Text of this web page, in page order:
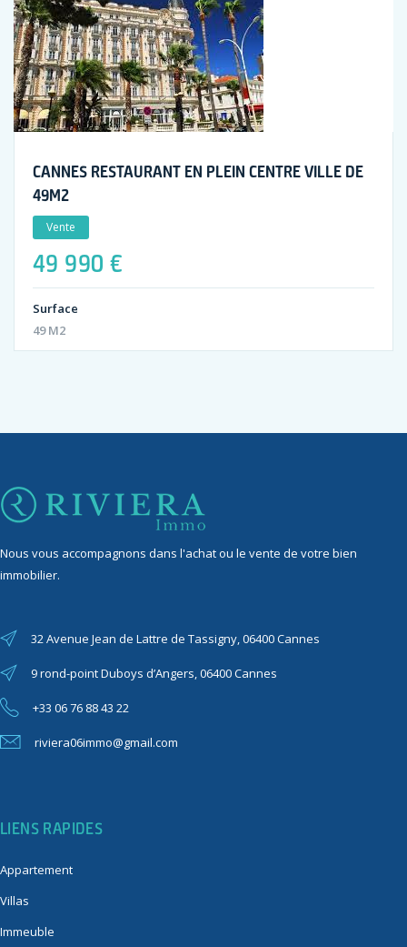
CANNES RESTAURANT EN PLEIN CENTRE VILLE DE
49M2
Vente
49 990 €
Surface
49 M2
Nous vous accompagnons dans l'achat ou le vente de votre bien
immobilier.
32 Avenue Jean de Lattre de Tassigny, 06400 Cannes
9 rond-point Duboys d’Angers, 06400 Cannes
+33 06 76 88 43 22
riviera06immo@gmail.com
LIENS RAPIDES
Appartement
Villas
Immeuble